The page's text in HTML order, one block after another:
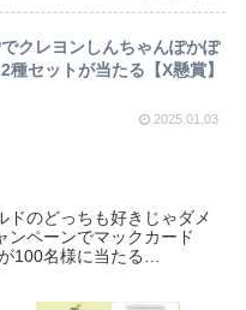
クレヨンしんちゃんぽかぽ
種セットが当たる【X懸賞】
2025.01.03
ドのどっちも好きじゃダメ
ンペーンでマックカード
100名様に当たる